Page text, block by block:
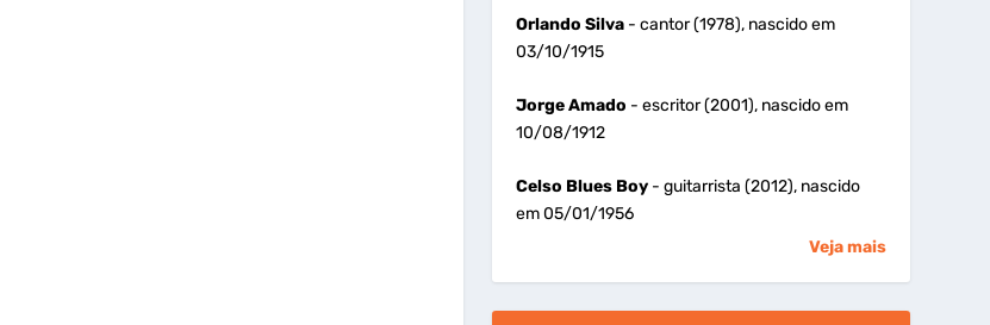
Orlando Silva- cantor (1978), nascido em
03/10/1915
Jorge Amado - escritor (2001), nascido em
10/08/1912
Celso Blues Boy- guitarrista (2012), nascido
em 05/01/1956
Veja mais